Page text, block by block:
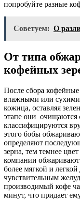
попробуйте разные
Советуем: О
От типа
кофейных
После сбора
влажными или
кожица, оставляя
этапе они очищаются
классифицируются
этого бобы
определяют
зерна, тем темнее
компании обжаривают
более мягкой и
чувствительным
производимый кофе
минут, что придает